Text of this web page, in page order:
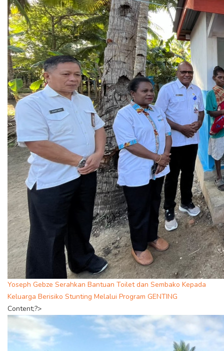
Yoseph Gebze Serahkan Bantuan Toilet dan Sembako Kepada
Keluarga Berisiko Stunting Melalui Program GENTING
Content;?>